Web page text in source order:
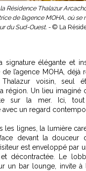
Résidence Thalazur
de l’agence MOHA, où
du Sud-Ouest. - © La
signature élégante et
l’agence MOHA, déjà
voisin, seul
région. Un lieu imaginé
sur la mer. Ici, tout
avec un regard
les lignes, la lumière
devant la douceur
est enveloppé par
décontractée. Le
un bar lounge, invite